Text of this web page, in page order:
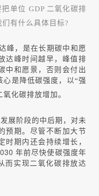
单位 GDP 二氧化碳排
有什么具体目标?
峰，是在长期碳中和愿
达峰时间越早，峰值排
中和愿景，否则会付出
心是降低碳强度，以“强
化碳排放增加。
展阶段的中后期，对未
预期。尽管不断加大节
期内还会持续增长，
年前尽快使碳强度年
而实现二氧化碳排放达